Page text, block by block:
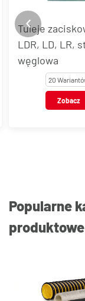
Tuleje
LDR, LD, LR,
węglowa
20
Zobacz
Popularne
produktowe